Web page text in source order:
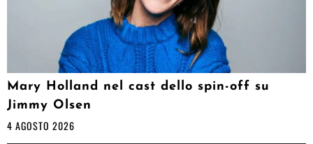
Mary Holland nel cast dello spin-off su
Jimmy Olsen
4 AGOSTO 2026